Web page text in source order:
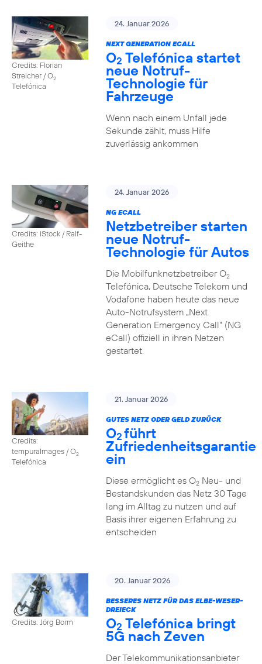
Credits: Florian
Streicher / O2
Telefónica
24. Januar 2026
NEXT GENERATION ECALL
O2 Telefónica startet
neue Notruf-
Technologie für
Fahrzeuge
Wenn nach einem Unfall jede
Sekunde zählt, muss Hilfe
zuverlässig ankommen
Credits: iStock / Ralf-
Geithe
24. Januar 2026
NG ECALL
Netzbetreiber starten
neue Notruf-
Technologie für Autos
Die Mobilfunknetzbetreiber O2
Telefónica, Deutsche Telekom und
Vodafone haben heute das neue
Auto-Notrufsystem „Next
Generation Emergency Call“ (NG
eCall) offiziell in ihren Netzen
gestartet.
Credits:
tempuraImages / O2
Telefónica
21. Januar 2026
GUTES NETZ ODER GELD ZURÜCK
O2führt
Zufriedenheitsgarantie
ein
Diese ermöglicht es O2Neu- und
Bestandskunden das Netz 30 Tage
lang im Alltag zu nutzen und auf
Basis ihrer eigenen Erfahrung zu
entscheiden
Credits: Jörg Borm
20. Januar 2026
BESSERES NETZ FÜR DAS ELBE-WESER-
DREIECK
O2 Telefónica bringt
5G nach Zeven
Der Telekommunikationsanbieter